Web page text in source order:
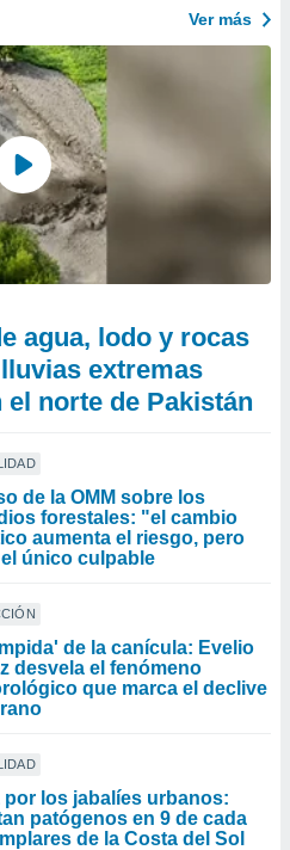
Ver más
agua, lodo y rocas
extremas
el norte de Pakistán
de la OMM sobre los
forestales: "el cambio
aumenta el riesgo, pero
único culpable
de la canícula: Evelio
desvela el fenómeno
que marca el declive
por los jabalíes urbanos:
patógenos en 9 de cada
de la Costa del Sol